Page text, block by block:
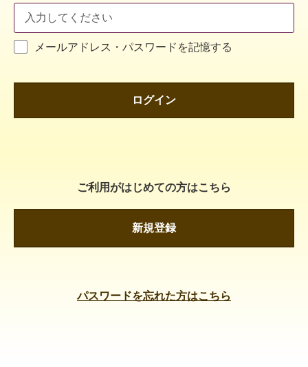
メールアドレス・パスワードを記憶する
ログイン
ご利用がはじめての方はこちら
新規登録
パスワードを忘れた方はこちら